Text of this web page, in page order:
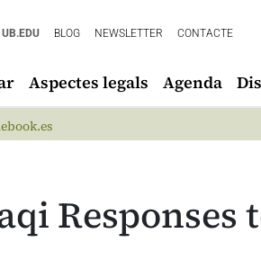
UB.EDU BLOG NEWSLETTER CONTACTE
Aspectes legals Agenda
Responses